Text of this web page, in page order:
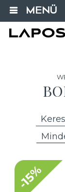
MENÜ
-15%